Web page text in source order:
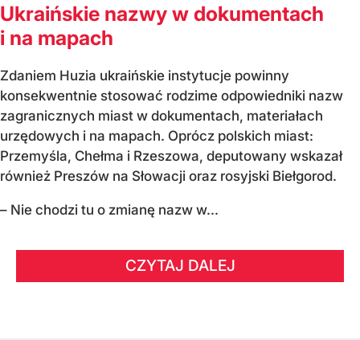
Ukraińskie nazwy w dokumentach
i na mapach
Zdaniem Huzia ukraińskie instytucje powinny
konsekwentnie stosować rodzime odpowiedniki nazw
zagranicznych miast w dokumentach, materiałach
urzędowych i na mapach. Oprócz polskich miast:
Przemyśla, Chełma i Rzeszowa, deputowany wskazał
również Preszów na Słowacji oraz rosyjski Biełgorod.
– Nie chodzi tu o zmianę nazw w...
CZYTAJ DALEJ